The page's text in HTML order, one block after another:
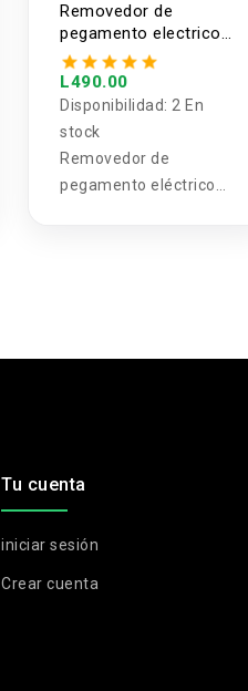
Removedor de
pegamento electrico
BK-R12 BAKU
L490.00
Disponibilidad:2 En
stock
Removedor de
pegamento eléctrico
Tu cuenta
iniciar sesión
Crear cuenta